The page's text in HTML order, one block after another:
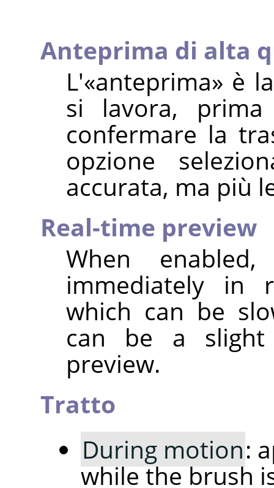
Anteprima di alta
L'«anteprima» è
si lavora,
confermare la
opzione
accurata, ma più
Real-time preview
When
immediately in
which can be
can be a
preview.
Tratto
During motion:
while the brush